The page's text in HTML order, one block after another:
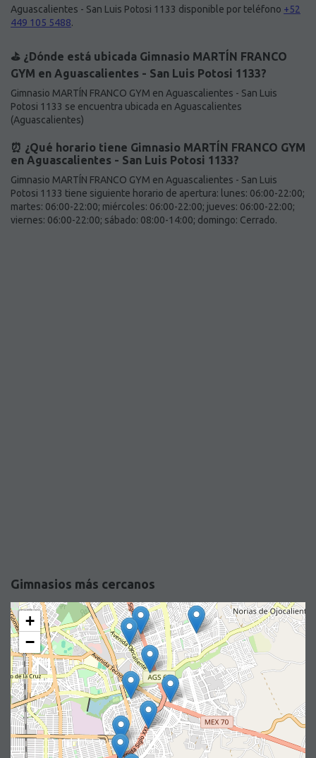
Aguascalientes - San Luis Potosi 1133 disponible por teléfono +52
449 105 5488.
⛳️ ¿Dónde está ubicada Gimnasio MARTÍN FRANCO
GYM en Aguascalientes - San Luis Potosi 1133?
Gimnasio MARTÍN FRANCO GYM en Aguascalientes - San Luis
Potosi 1133 se encuentra ubicada en Aguascalientes
(Aguascalientes)
⏰ ¿Qué horario tiene Gimnasio MARTÍN FRANCO GYM
en Aguascalientes - San Luis Potosi 1133?
Gimnasio MARTÍN FRANCO GYM en Aguascalientes - San Luis
Potosi 1133 tiene siguiente horario de apertura: lunes: 06:00-22:00;
martes: 06:00-22:00; miércoles: 06:00-22:00; jueves: 06:00-22:00;
viernes: 06:00-22:00; sábado: 08:00-14:00; domingo: Cerrado.
Gimnasios más cercanos
+
−